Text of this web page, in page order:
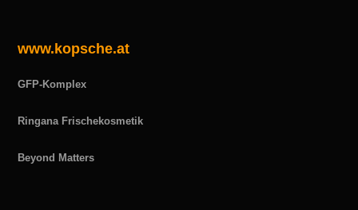
www.kopsche.at
GFP-Komplex
Ringana Frischekosmetik
Beyond Matters